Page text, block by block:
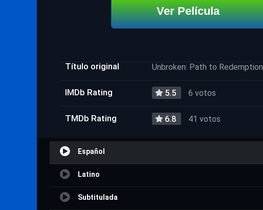
Ver Película
Título original Unbroken: Path to Redemption
IMDb Rating 5.5 6 votos
TMDb Rating 6.8 41 votos
Español
Latino
Subtitulada